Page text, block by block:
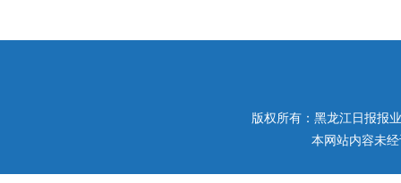
版权所有：黑龙江日报报
本网站内容未